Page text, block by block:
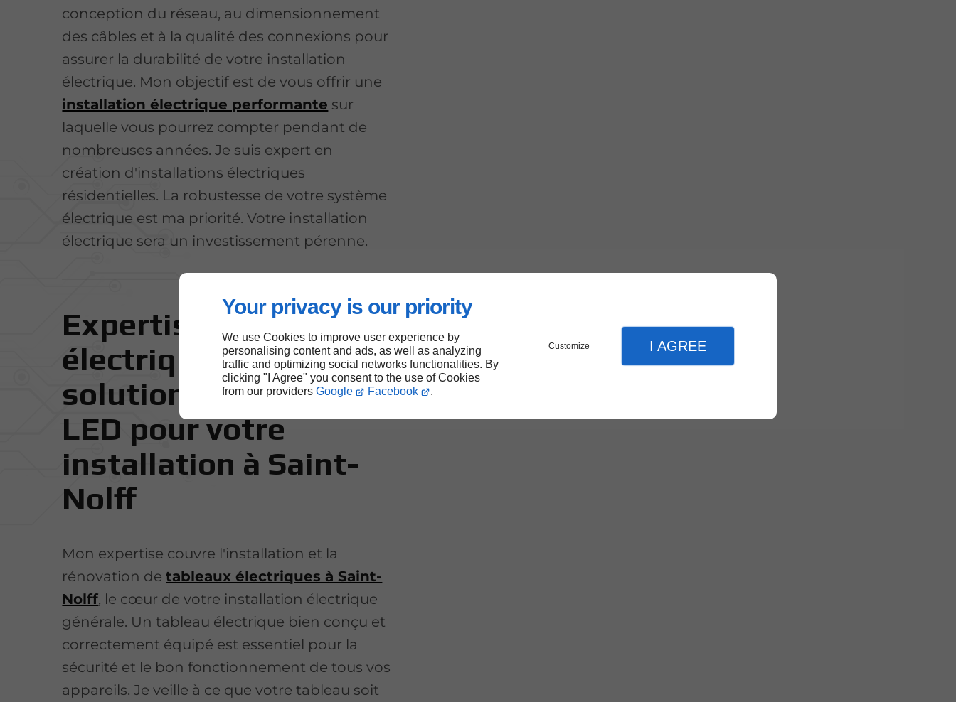
Your privacy is our priority
We use Cookies to improve user experience by
personalising content and ads, as well as analyzing
traffic and optimizing social networks functionalities. By
clicking "I Agree" you consent to the use of Cookies
from our providers Google Facebook .
Customize I AGREE
conception du réseau, au dimensionnement
des câbles et à la qualité des connexions pour
assurer la durabilité de votre installation
électrique. Mon objectif est de vous offrir une
installation électrique performante sur
laquelle vous pourrez compter pendant de
nombreuses années. Je suis expert en
création d'installations électriques
résidentielles. La robustesse de votre système
électrique est ma priorité. Votre installation
électrique sera un investissement pérenne.
Expertise en tableaux
électriques et
solutions d'éclairage
LED pour votre
installation à Saint-
Nolff
Mon expertise couvre l'installation et la
rénovation detableaux électriques à Saint-
Nolff, le cœur de votre installation électrique
générale. Un tableau électrique bien conçu et
correctement équipé est essentiel pour la
sécurité et le bon fonctionnement de tous vos
appareils. Je veille à ce que votre tableau soit